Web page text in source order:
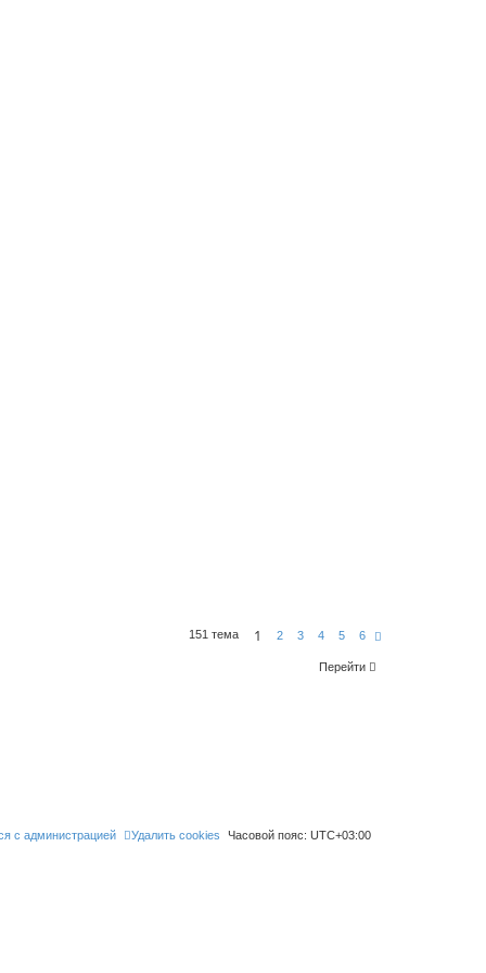
151 тема 1 2 3 4 5 6
Перейти
Часовой пояс: UTC+03:00
Удалить cookies
с администрацией